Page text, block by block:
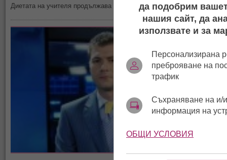
Диетата на учителя продължава 30 дни
да подобрим
нашия сайт, да
използвате и за
Персонализирана
преброяване на
трафик
Съхраняване на и/
информация на
ОБЩИ УСЛОВИЯ